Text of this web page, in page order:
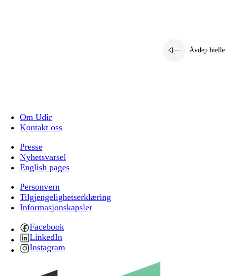
Åvdep bielle
Om Udir
Kontakt oss
Presse
Nyhetsvarsel
English pages
Personvern
Tilgjengelighetserklæring
Informasjonskapsler
Facebook
LinkedIn
Instagram